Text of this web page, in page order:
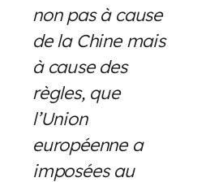
non pas à cause
de la Chine mais
à cause des
règles, que
l’Union
européenne a
imposées au